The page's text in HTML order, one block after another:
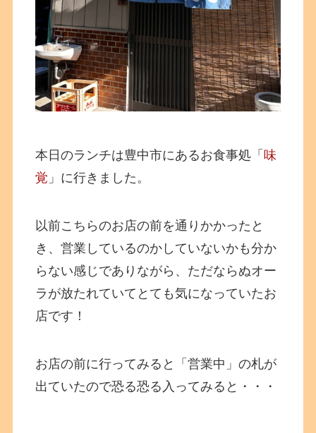
本日のランチは豊中市にあるお食事処「味
覚 」に行きました。
以前こちらのお店の前を通りかかったと
き、営業しているのかしていないかも分か
らない感じでありながら、ただならぬオー
ラが放たれていてとても気になっていたお
店です！
お店の前に行ってみると「営業中」の札が
出ていたので恐る恐る入ってみると・・・